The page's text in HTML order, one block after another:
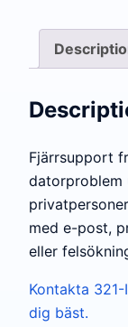
Fjärrsupport
datorproblem
med e-post,
eller
Kontakta
dig bäst.